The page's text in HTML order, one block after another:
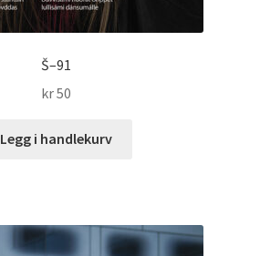
Š–91
kr50
Legg i handlekurv